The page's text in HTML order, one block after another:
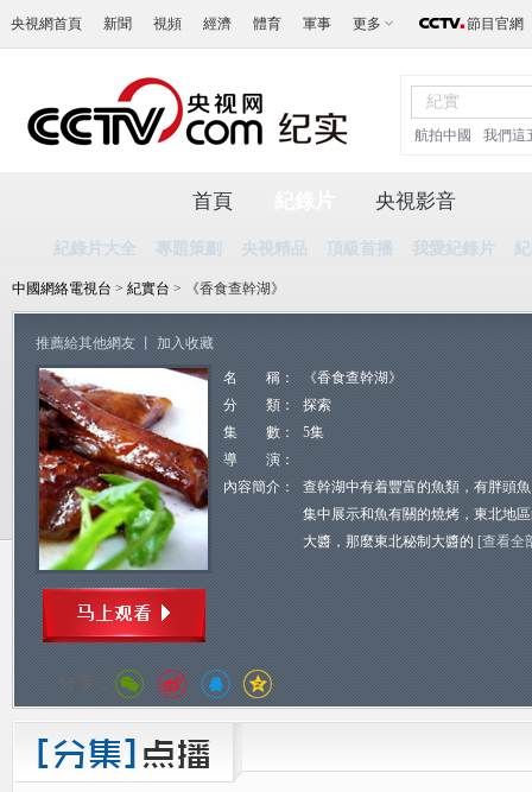
央視網首頁 新聞 視頻 經濟 體育 軍事 更多 節目官網
航拍中國 我們這
首頁
紀錄片大全 專題策劃 央視精品 頂級首播 我愛紀錄片
央視影音
中國網絡電視台 > 紀實台 > 《香食查幹湖》
推薦給其他網友 加入收藏
名 稱：
《香食查幹湖》
分 類：
探索
集 數：
5集
導 演：
內容簡介：
查幹湖中有着豐富的魚類，有胖頭
集中展示和魚有關的燒烤，東北地
大醬，那麼東北秘制大醬的 [查看全
分享：